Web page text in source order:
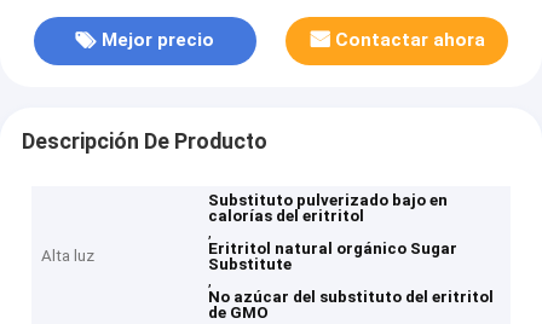
Mejor precio Contactar ahora
Descripción De Producto
Alta luz
Substituto pulverizado bajo en
calorías del eritritol
,
Eritritol natural orgánico Sugar
Substitute
,
No azúcar del substituto del eritritol
de GMO